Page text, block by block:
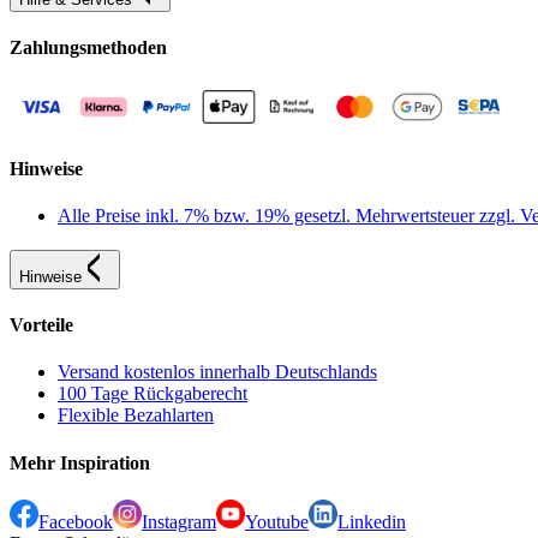
Zahlungsmethoden
Hinweise
Alle Preise inkl. 7% bzw. 19% gesetzl. Mehrwertsteuer zzgl.
Hinweise
Vorteile
Versand kostenlos innerhalb Deutschlands
100 Tage Rückgaberecht
Flexible Bezahlarten
Mehr Inspiration
Facebook Instagram Youtube
Linkedin